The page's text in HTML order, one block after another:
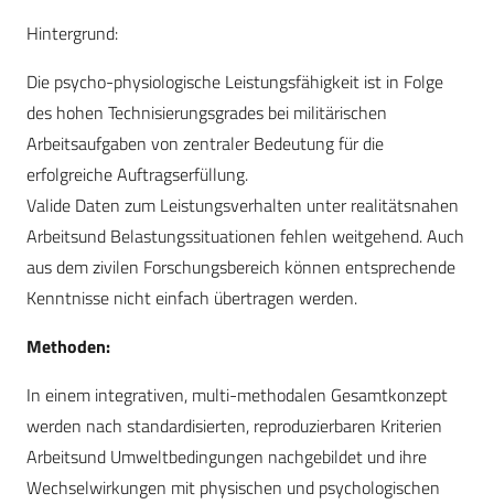
Hintergrund:
Die psycho-physiologische Leistungsfähigkeit ist in Folge
des hohen Technisierungsgrades bei militärischen
Arbeitsaufgaben von zentraler Bedeutung für die
erfolgreiche Auftragserfüllung.
Valide Daten zum Leistungsverhalten unter realitätsnahen
Arbeitsund Belastungssituationen fehlen weitgehend. Auch
aus dem zivilen Forschungsbereich können entsprechende
Kenntnisse nicht einfach übertragen werden.
Methoden:
In einem integrativen, multi-methodalen Gesamtkonzept
werden nach standardisierten, reproduzierbaren Kriterien
Arbeitsund Umweltbedingungen nachgebildet und ihre
Wechselwirkungen mit physischen und psychologischen